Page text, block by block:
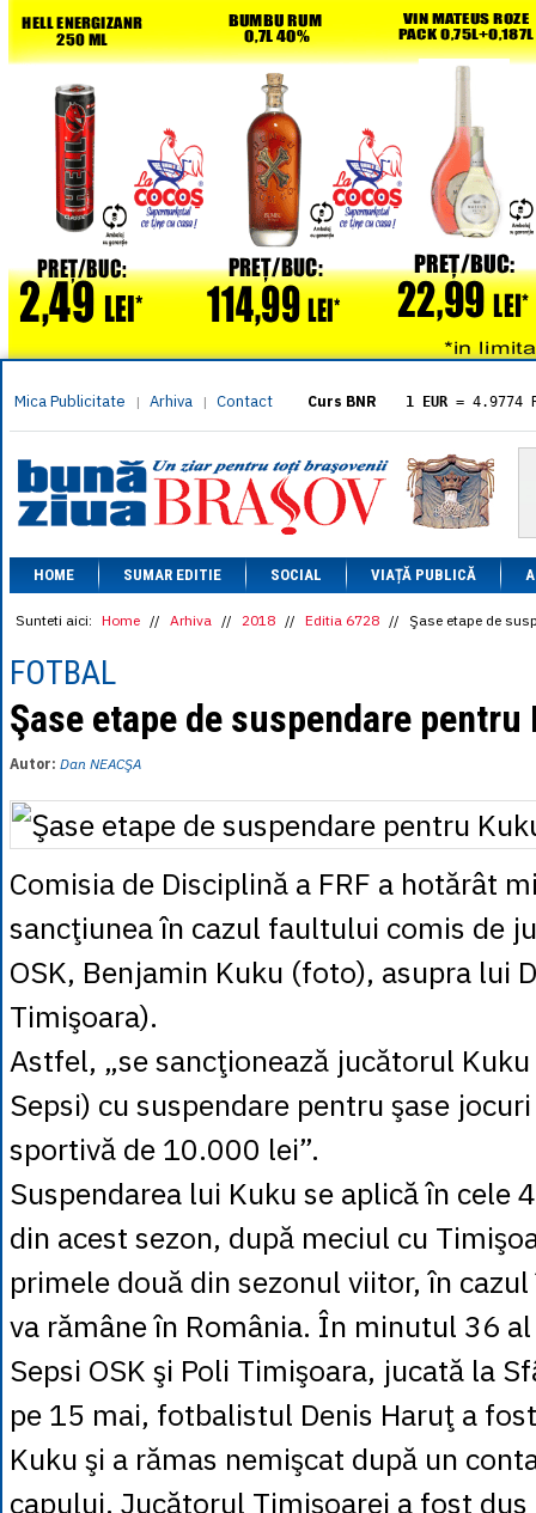
Mica Publicitate | Arhiva | Contact Curs BNR 1 EUR = 4.9774
= 5.8304
1 XAU= 464.4611
1 AED= 1.1933
1 AUD= 2.7957
1 BGN= 2.5449
1 CAD= 3.1559
1 CHF= 5.2813
1 CNY = 0.6015
= 1.2223
1 INR= 0.0513
= 0.2227
1 NOK= 0.4191
1 NZD= 2.6097
1 PLN = 1.1646
1 RSD= 0.0425
1 RUB= 0.0530
1 SEK= 0.4526
= 0.1141
1 UAH = 0.1048
HOME SUMAR EDITIE SOCIAL VIAȚĂ PUBLICĂ
Sunteti aici: Home // Arhiva // 2018 // Editia 6728 // Şase etape de
FOTBAL
Şase etape de suspendare pentru
Autor: Dan NEACŞA
Comisia de Disciplină a FRF a hotărât
sancţiunea în cazul faultului comis de
OSK, Benjamin Kuku (foto), asupra lui
Timişoara).
Astfel, „se sancţionează jucătorul
Sepsi) cu suspendare pentru şase
sportivă de 10.000 lei”.
Suspendarea lui Kuku se aplică în cele
din acest sezon, după meciul cu
primele două din sezonul viitor, în
va rămâne în România. În minutul 36
Sepsi OSK şi Poli Timişoara, jucată la
pe 15 mai, fotbalistul Denis Haruţ a
Kuku şi a rămas nemişcat după un
capului. Jucătorul Timişoarei a fost